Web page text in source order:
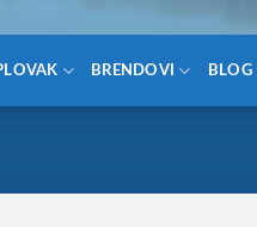
BRENDOVI BLOG